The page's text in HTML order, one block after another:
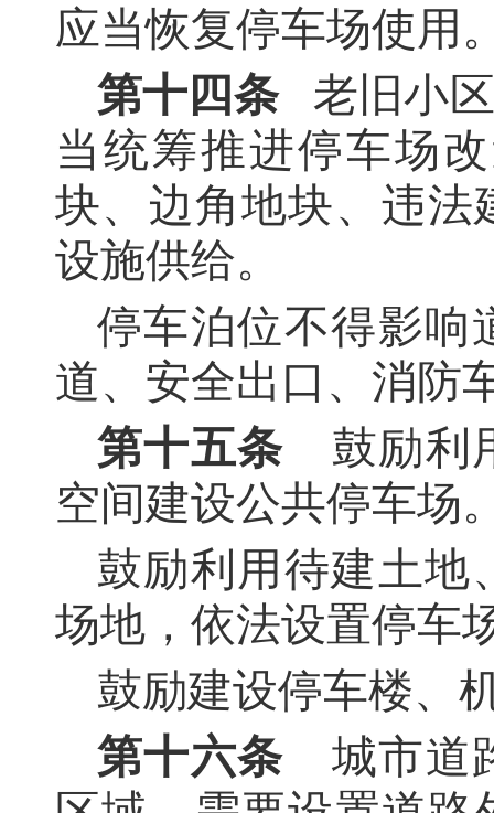
应当恢复停车场使用
第十四条 老旧小
当统筹推进停车场
块、边角地块、违法
设施供给。
停车泊位不得影响
道、安全出口、消防
第十五条 鼓励利
空间建设公共停车场
鼓励利用待建土地
场地，依法设置停车
鼓励建设停车楼、
第十六条
城市道